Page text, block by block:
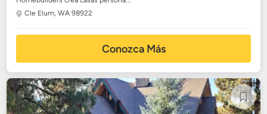
Cle Elum, WA 98922
Conozca Más